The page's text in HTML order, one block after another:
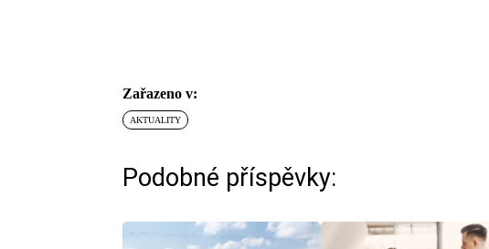
Zařazeno v:
AKTUALITY
Podobné příspěvky: